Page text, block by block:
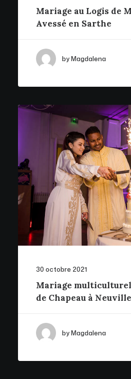
Mariage au Logis de
Avessé en Sarthe
by Magdalena
30 octobre 2021
Mariage multiculturel
de Chapeau à
by Magdalena